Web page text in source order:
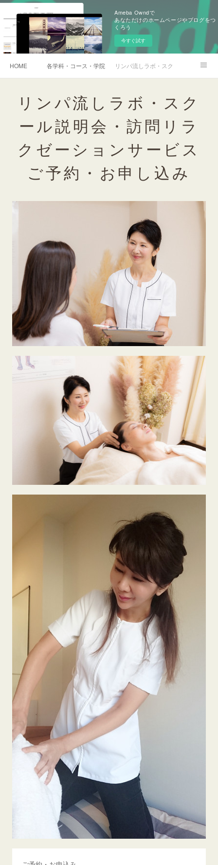
Ameba Owndで
あなただけのホームページやブログをつ
くろう
今すぐ試す
HOME 各学科・コース・学院長挨拶リンパ流しラボ・スクール説明会・
リンパ流しラボ・スク
ール説明会・訪問リラ
クゼーションサービス
ご予約・お申し込み